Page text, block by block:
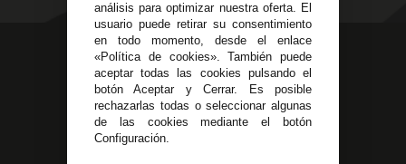
623 23 31 98
Atendemos Whatsapp
955 44 45 43/955 44 45 44
análisis para optimizar nuestra oferta. El
usuario puede retirar su consentimiento
en todo momento, desde el enlace
«Política de cookies». También puede
aceptar todas las cookies pulsando el
botón Aceptar y Cerrar. Es posible
rechazarlas todas o seleccionar algunas
de las cookies mediante el botón
Configuración.